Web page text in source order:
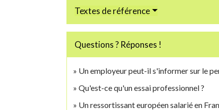
Textes de référence
Questions ? Réponses !
Un employeur peut-il s'informer sur le
Qu'est-ce qu'un essai professionnel ?
Un ressortissant européen salarié en